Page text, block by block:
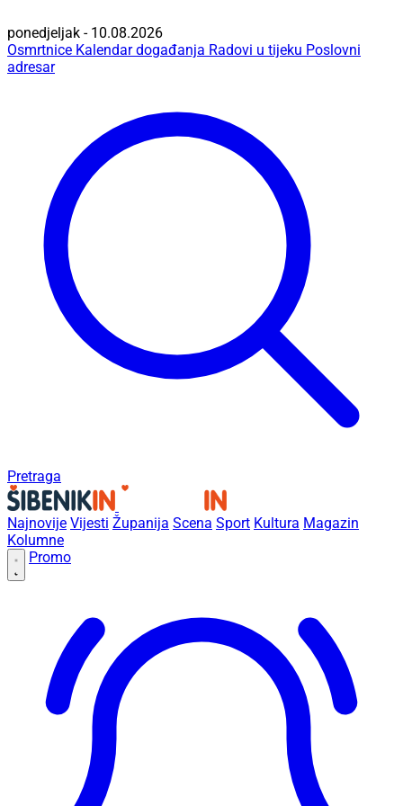
ponedjeljak - 10.08.2026
Osmrtnice Kalendar događanja Radovi u tijeku Poslovni
adresar
Pretraga
Najnovije Vijesti Županija Scena Sport Kultura Magazin
Kolumne
Promo